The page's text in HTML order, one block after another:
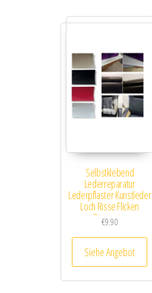
Selbstklebend
Lederreparatur
Lederpflaster Kunstleder
Loch Risse Flicken
Reparatur
€9.90
Siehe Angebot